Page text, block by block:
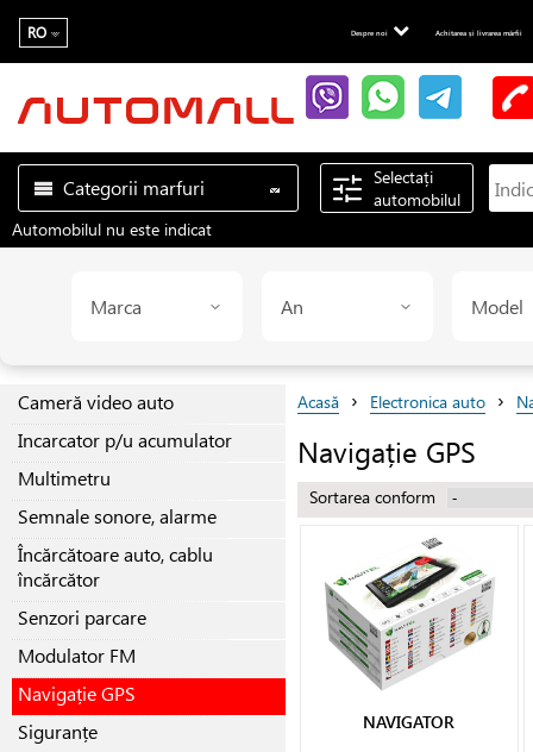
RO Despre noi Achitarea și livrarea mărfii
Categorii marfuri
Selectați
automobilul
Automobilul nu este indicat
Marca An Model
Cameră video auto
Incarcator p/u acumulator
Multimetru
Semnale sonore, alarme
Încărcătoare auto, cablu
încărcător
Senzori parcare
Modulator FM
Navigație GPS
Siguranțe
Acasă › Electronica auto ›
Navigație GPS
Sortarea conform
NAVIGATOR